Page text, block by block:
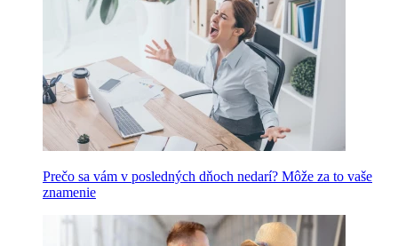
Prečo sa vám v posledných dňoch nedarí? Môže za to vaše
znamenie